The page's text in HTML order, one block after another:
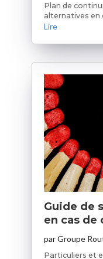
Plan de
alternatives en
Lire
Guide de
en cas de
parGroupe
Particuliers et